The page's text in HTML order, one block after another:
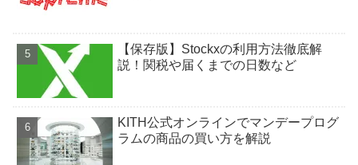
【保存版】Stockxの利用方法徹底解
説！関税や届くまでの日数など
KITH公式オンラインでマンデープログ
ラムの商品の買い方を解説